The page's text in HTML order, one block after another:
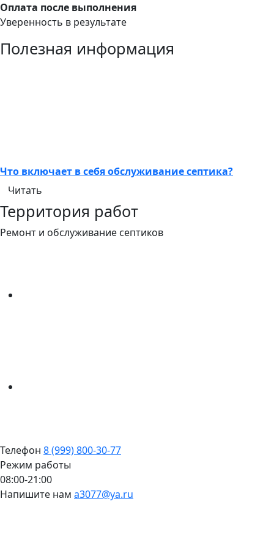
Оплата после выполнения
Уверенность в результате
Полезная информация
Что включает в себя обслуживание септика?
Читать
Территория работ
Ремонт и обслуживание септиков
Телефон 8 (999) 800-30-77
Режим работы
08:00-21:00
Напишите нам a3077@ya.ru